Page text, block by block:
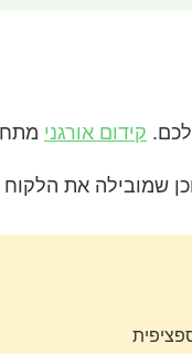
קידום אורגני
שמובילה את